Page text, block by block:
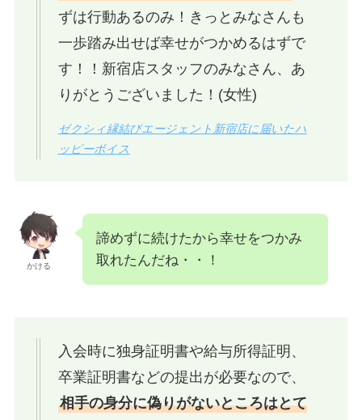
ずは行動あるのみ！きっとみなさんも
一歩踏み出せば幸せがつかめるはずで
す！！新宿店スタッフのみなさん、あ
りがとうございました！(女性)
ゼクシィ縁結びエージェント新宿店に届いたハ
ッピーボイス
かける
諦めずに続けたから幸せをつかみ
取れたんだね・・！
入会時に独身証明書や給与所得証明、
卒業証明書などの提出が必要なので、
相手の身分に偽りがないところはとて